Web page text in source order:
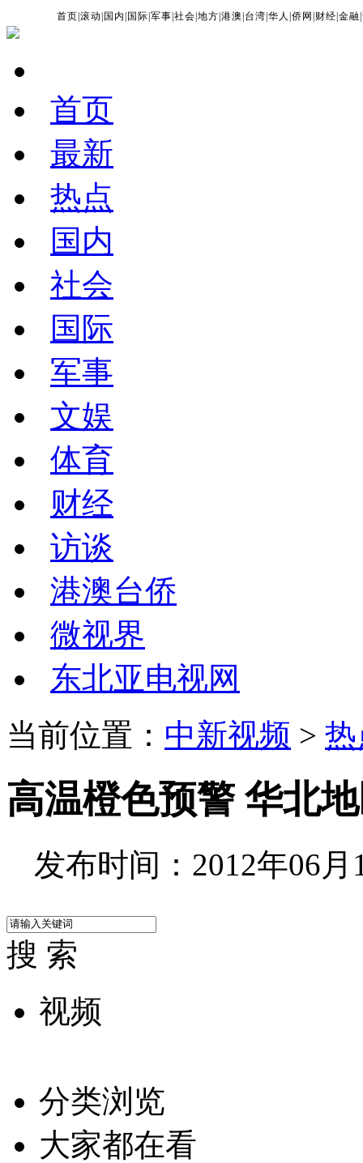
首页 |滚动 国内 国际 |军事 |社会 |地方 |港澳 台湾 |华人 |侨网 财经 |金融 |
首页
最新
热点
国内
社会
国际
军事
文娱
体育
财经
访谈
港澳台侨
微视界
东北亚电视网
当前位置： 中新视频 >
高温橙色预警 华北
发布时间：2012年06月
搜 索
视频
分类浏览
大家都在看